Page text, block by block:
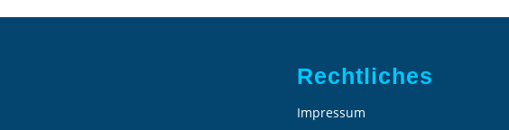
Rechtliches
Impressum